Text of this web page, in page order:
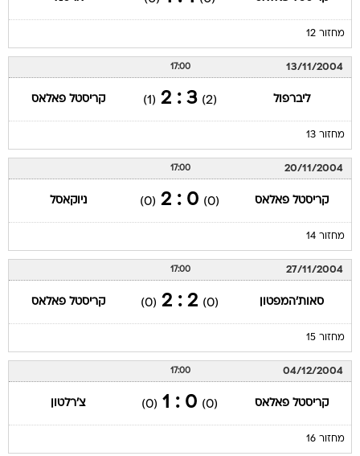
מחזור 12
13/11/2004
17:00
ליברפול (2)
3 : 2
(1) קריסטל פאלאס
מחזור 13
20/11/2004
17:00
קריסטל פאלאס (0)
0 : 2
(0) ניוקאסל
מחזור 14
27/11/2004
17:00
סאות'המפטון (0)
2 : 2
(0) קריסטל פאלאס
מחזור 15
04/12/2004
17:00
קריסטל פאלאס (0)
0 : 1
(0) צ'רלטון
מחזור 16